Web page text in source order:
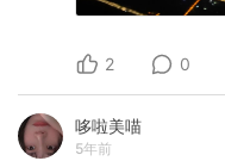
2 0
哆啦美喵
5年前